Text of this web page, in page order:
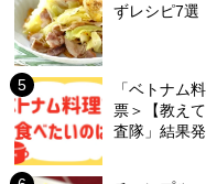
ずレシピ7選
「ベトナム
票＞【教え
査隊」結果